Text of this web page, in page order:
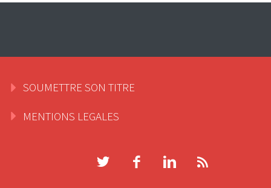
SOUMETTRE SON TITRE
MENTIONS LEGALES